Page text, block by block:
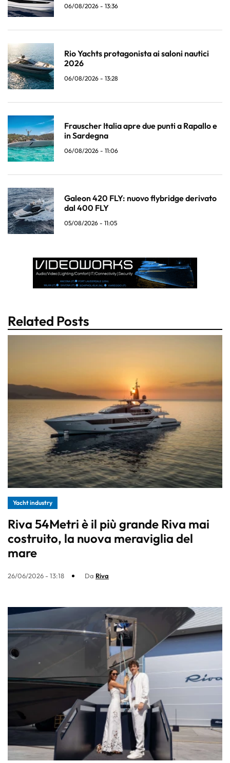
06/08/2026 - 13:36
Rio Yachts protagonista ai saloni nautici
2026
06/08/2026 - 13:28
Frauscher Italia apre due punti a Rapallo e
in Sardegna
06/08/2026 - 11:06
Galeon 420 FLY: nuovo flybridge derivato
dal 400 FLY
05/08/2026 - 11:05
Related Posts
Yacht industry
Riva 54Metri è il più grande Riva mai
costruito, la nuova meraviglia del
mare
26/06/2026 - 13:18 Da Riva